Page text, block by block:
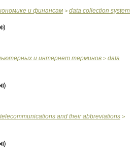
и финансам > data collection system
и интернет терминов > data
and their abbreviations >